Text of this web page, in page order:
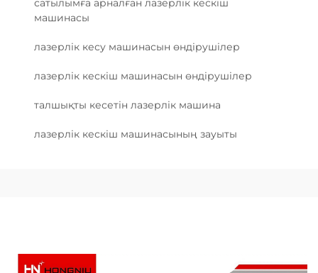
сатылымға арналған лазерлік кескіш
машинасы
лазерлік кесу машинасын өндірушілер
лазерлік кескіш машинасын өндірушілер
талшықты кесетін лазерлік машина
лазерлік кескіш машинасының зауыты